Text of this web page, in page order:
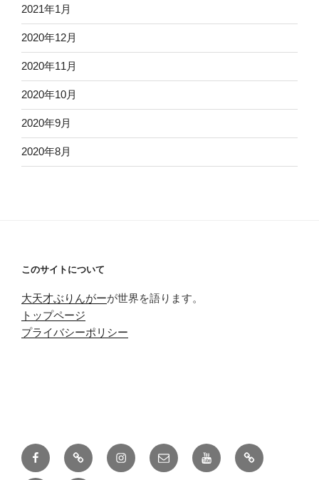
2021年1月
2020年12月
2020年11月
2020年10月
2020年9月
2020年8月
このサイトについて
大天才ぶりんがーが世界を語ります。
トップページ
プライバシーポリシー
FacebookTwitter Instagramメ
ー
Youtube pixiv